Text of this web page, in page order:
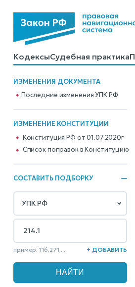
КодексыСудебная практика
КалькуляторыСправочные
ИЗМЕНЕНИЯ ДОКУМЕНТА
Последние изменения УПК РФ
ИЗМЕНЕНИЕ КОНСТИТУЦИИ
Конституция РФ от 01.07.2020г
Cписок поправок в Конституцию
СОСТАВИТЬ ПОДБОРКУ
пример: 116,271,... + ДОБАВИТЬ